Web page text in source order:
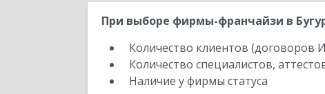
При выборе фирмы-франчайзи в
Количество клиентов
Количество специалистов,
Наличие у фирмы статуса